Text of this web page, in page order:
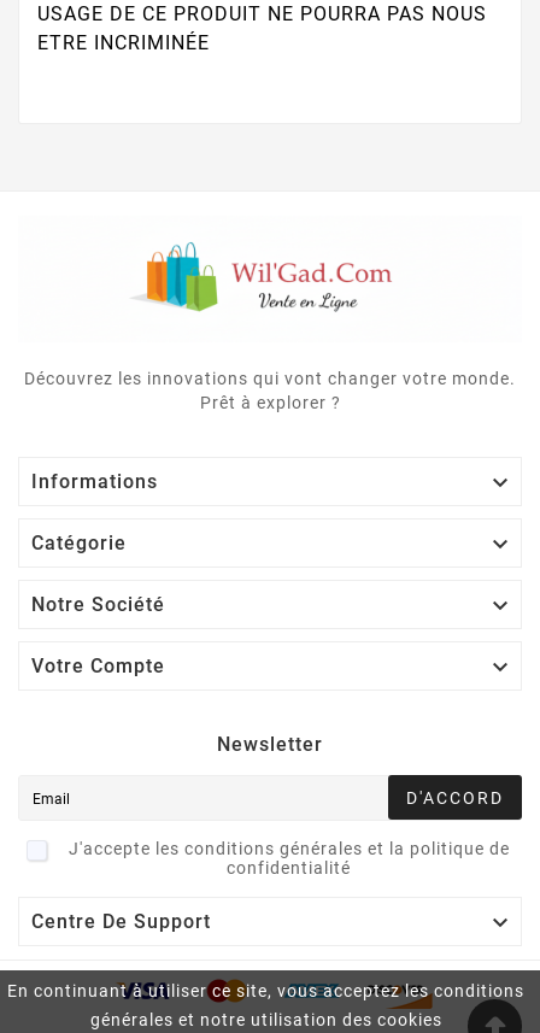
En continuant à utiliser ce site, vous acceptez les conditions
générales et notre utilisation des cookies
USAGE DE CE PRODUIT NE POURRA PAS NOUS
ETRE INCRIMINÉE
Découvrez les innovations qui vont changer votre monde.
Prêt à explorer ?
Informations 
Catégorie 
Notre Société 
Votre Compte 
Newsletter
D'ACCORD
J'accepte les conditions générales et la politique de
confidentialité
Centre De Support 